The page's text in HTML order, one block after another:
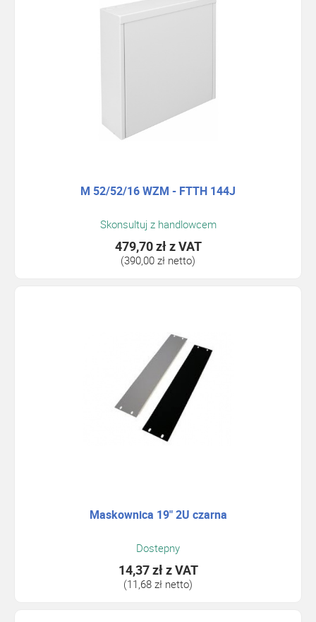
M 52/52/16 WZM - FTTH 144J
Skonsultuj z handlowcem
479,70 złz VAT
(390,00 zł netto)
Maskownica 19" 2U czarna
Dostepny
14,37 złz VAT
(11,68 zł netto)